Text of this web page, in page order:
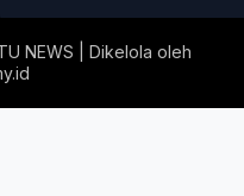
NEWS | Dikelola oleh